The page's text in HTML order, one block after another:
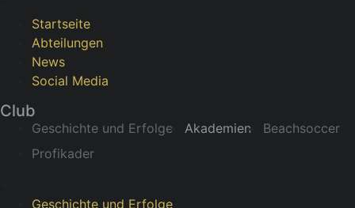
Startseite
Abteilungen
News
Social Media
Club
Geschichte und Erfolge Akademien
Beachsoccer
Profikader
Geschichte und Erfolge